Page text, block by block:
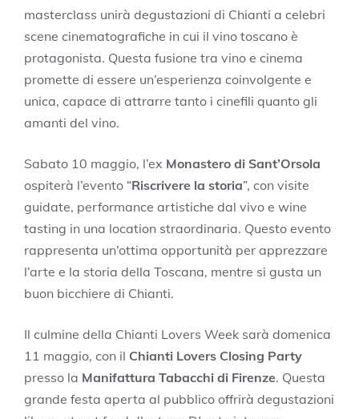
masterclass unirà degustazioni di Chianti a celebri
scene cinematografiche in cui il vino toscano è
protagonista. Questa fusione tra vino e cinema
promette di essere un’esperienza coinvolgente e
unica, capace di attrarre tanto i cinefili quanto gli
amanti del vino.
Sabato 10 maggio, l’ex Monastero di Sant’Orsola
ospiterà l’evento “Riscrivere la storia”, con visite
guidate, performance artistiche dal vivo e wine
tasting in una location straordinaria. Questo evento
rappresenta un’ottima opportunità per apprezzare
l’arte e la storia della Toscana, mentre si gusta un
buon bicchiere di Chianti.
Il culmine della Chianti Lovers Week sarà domenica
11 maggio, con il Chianti Lovers Closing Party
presso la Manifattura Tabacchi di Firenze. Questa
grande festa aperta al pubblico offrirà degustazioni